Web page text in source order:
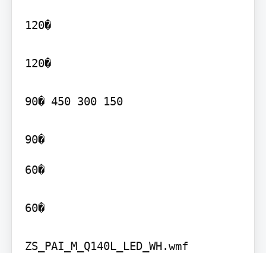
120�
120�
90� 450 300 150
90�
60�
60�
ZS_PAI_M_Q140L_LED_WH.wmf